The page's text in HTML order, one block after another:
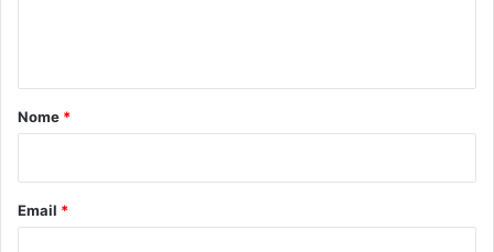
e
r
z
a
o
Nome *
Email *